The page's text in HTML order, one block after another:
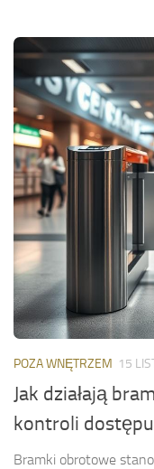
POZA WNĘTRZEM 15
Jak działają
kontroli
Bramki obrotowe